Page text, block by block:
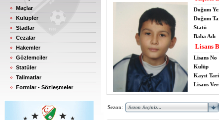
Maçlar
Kulüpler
Stadlar
Cezalar
Hakemler
Gözlemciler
Statüler
Talimatlar
Formlar - Sözleşmeler
Doğum
Doğum
Statü
Baba Adı
Lisans
Lisans No
Kulüp
Kayıt
Lisans
Sezon: